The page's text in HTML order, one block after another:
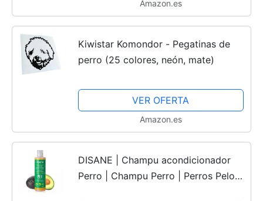
Amazon.es
Kiwistar Komondor - Pegatinas de
perro (25 colores, neón, mate)
VER OFERTA
Amazon.es
DISANE | Champu acondicionador
Perro | Champu Perro | Perros Pelo